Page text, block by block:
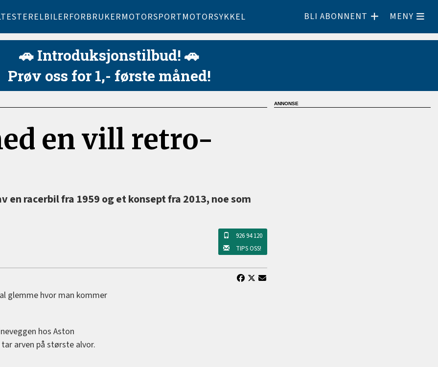
ELBILERFORBRUKERMOTORSPORTMOTORSYKKEL BLI ABONNENT MENY
🚗 Introduksjonstilbud! 🚗
Prøv oss for 1,- første måned!
en vill retro-
racerbil fra 1959 og et konsept fra 2013, noe som
926 94 120
TIPS OSS!
glemme hvor man kommer
hos Aston
arven på største alvor.